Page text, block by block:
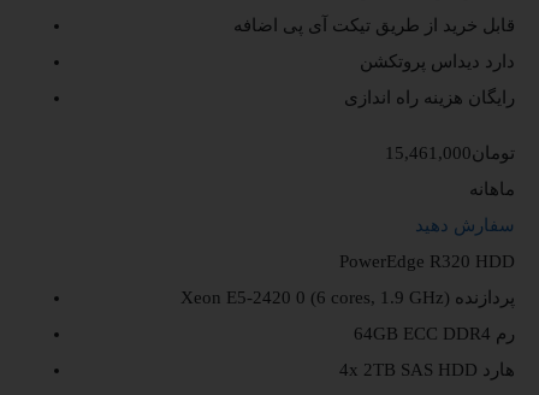
قابل خرید از طریق تیکت آی پی اضافه
دارد دیداس پروتکشن
رایگان هزینه راه اندازی
15,461,000تومان
ماهانه
سفارش دهید
PowerEdge R320 HDD
Xeon E5-2420 0 (6 cores, 1.9 GHz) پردازنده
64GB ECC DDR4 رم
4x 2TB SAS HDD هارد